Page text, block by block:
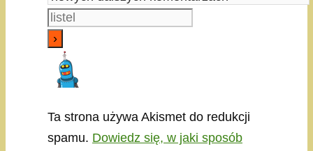
Ta strona używa Akismet do redukcji
spamu. Dowiedz się, w jaki sposób